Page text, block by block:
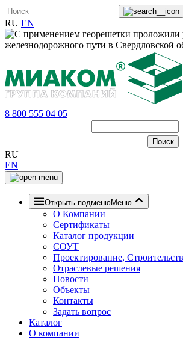
RU EN
8 800 555 04 05
RU
EN
Открыть подменюМеню
О Компании
Сертификаты
Каталог продукции
СОУТ
Проектирование,
Отраслевые решения
Новости
Объекты
Контакты
Задать вопрос
Каталог
О компании